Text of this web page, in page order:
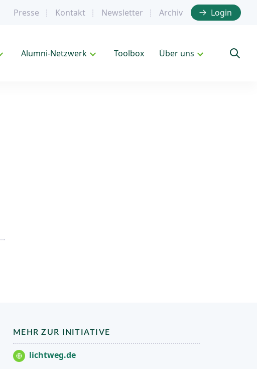
Presse Kontakt Newsletter Archiv Login
Alumni-Netzwerk Toolbox Über uns
MEHR ZUR INITIATIVE
lichtweg.de